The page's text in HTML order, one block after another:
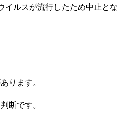
ルスが流行したため中止とな
ります。
断です。